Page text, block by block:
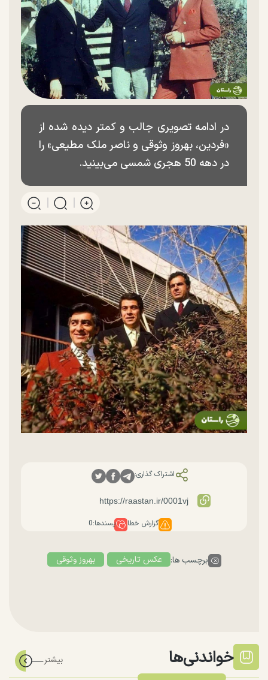
در ادامه تصویری جالب و کمتر دیده شده از
«فردین، بهروز وثوقی و ناصر ملک مطیعی» را
در دهه 50 هجری شمسی می‌بینید.
اشتراک گذاری:
گزارش خطا پسندها:0
برچسب ها: عکس تاریخی بهروز وثوقی
خواندنی‌ها